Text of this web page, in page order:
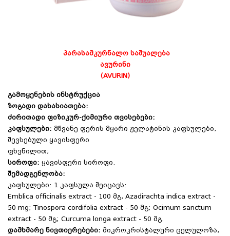
პარასამკურნალო საშუალება
ავურინი
(AVURIN)
გამოყენების ინსტრუქცია
ზოგადი დახასიათება:
ძირითადი ფიზიკურ-ქიმიური თვისებები:
კაფსულები: მწვანე ფერის მყარი ჟელატინის კაფსულები,
შევსებული ყავისფერი
ფხვნილით;
სიროფი: ყავისფერი სიროფი.
შემადგენლობა:
კაფსულები: 1 კაფსულა შეიცავს:
Emblica officinalis extract - 100 მგ, Azadirachta indica extract -
50 mg; Tinospora cordifolia extract - 50 მგ; Ocimum sanctum
extract - 50 მგ; Curcuma longa extract - 50 მგ.
დამხმარე ნივთიერებები: მიკროკრისტალური ცელულოზა,